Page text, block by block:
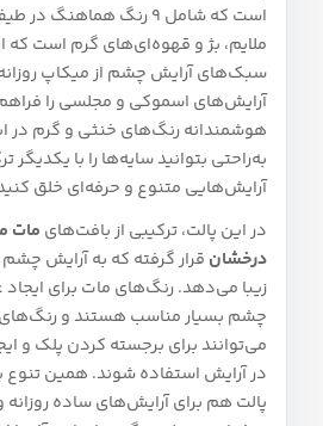
است که شامل 9 رنگ
ملایم، بژ و قهوه‌ای‌های گرم است که
سبک‌های آرایش چشم از میکاپ
آرایش‌های اسموکی و مجلسی را
هوشمندانه رنگ‌های خنثی و گرم در
به‌راحتی بتوانید سایه‌ها را با یکدیگر
آرایش‌هایی متنوع و حرفه‌ای خلق
در این پالت، ترکیبی از بافت‌های مات
درخشان قرار گرفته که به آرایش
زیبا می‌دهد. رنگ‌های مات برای
چشم بسیار مناسب هستند و رنگ‌های
می‌توانند برای برجسته کردن پلک و
در آرایش استفاده شوند. همین تنوع
پالت هم برای آرایش‌های ساده